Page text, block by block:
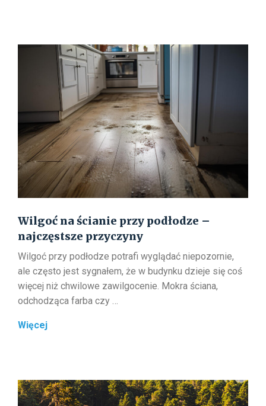
–
różnice
metodach
Wilgoć na ścianie przy podłodze –
najczęstsze przyczyny
Wilgoć przy podłodze potrafi wyglądać niepozornie,
ale często jest sygnałem, że w budynku dzieje się coś
więcej niż chwilowe zawilgocenie. Mokra ściana,
odchodząca farba czy …
WięcejWilgoć
podłodze
–